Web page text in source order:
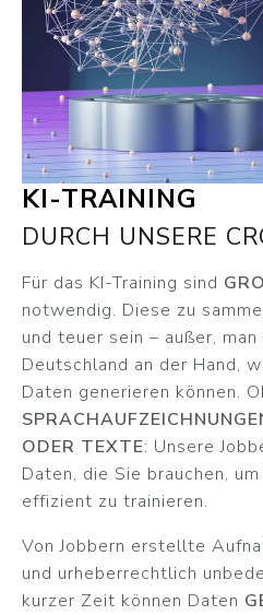
KI-TRAINING
DURCH UNSERE
Für das KI-Training sind
notwendig. Diese zu
und teuer sein – außer,
Deutschland an der Hand,
Daten generieren können.
ODER TEXTE: Unsere
Daten, die Sie brauchen,
effizient zu trainieren.
Von Jobbern erstellte
und urheberrechtlich
kurzer Zeit können Daten